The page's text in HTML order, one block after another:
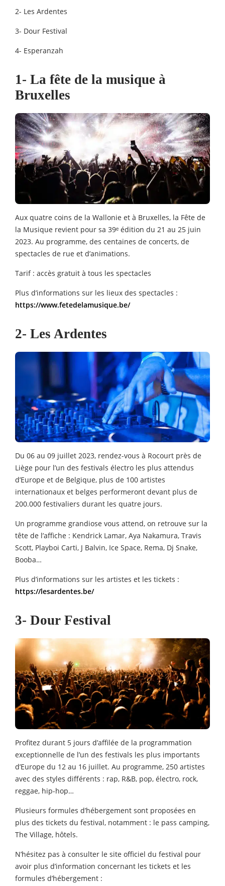
2- Les Ardentes
3- Dour Festival
4- Esperanzah
1- La fête de la musique à
Bruxelles
Aux quatre coins de la Wallonie et à Bruxelles, la Fête de
la Musique revient pour sa 39ᵉ édition du 21 au 25 juin
2023. Au programme, des centaines de concerts, de
spectacles de rue et d’animations.
Tarif : accès gratuit à tous les spectacles
Plus d’informations sur les lieux des spectacles :
https://www.fetedelamusique.be/
2- Les Ardentes
Du 06 au 09 juillet 2023, rendez-vous à Rocourt près de
Liège pour l’un des festivals électro les plus attendus
d’Europe et de Belgique, plus de 100 artistes
internationaux et belges performeront devant plus de
200.000 festivaliers durant les quatre jours.
Un programme grandiose vous attend, on retrouve sur la
tête de l’affiche : Kendrick Lamar, Aya Nakamura, Travis
Scott, Playboi Carti, J Balvin, Ice Space, Rema, Dj Snake,
Booba…
Plus d’informations sur les artistes et les tickets :
https://lesardentes.be/
3- Dour Festival
Profitez durant 5 jours d’affilée de la programmation
exceptionnelle de l’un des festivals les plus importants
d’Europe du 12 au 16 juillet. Au programme, 250 artistes
avec des styles différents : rap, R&B, pop, électro, rock,
reggae, hip-hop…
Plusieurs formules d’hébergement sont proposées en
plus des tickets du festival, notamment : le pass camping,
The Village, hôtels.
N’hésitez pas à consulter le site officiel du festival pour
avoir plus d’information concernant les tickets et les
formules d’hébergement :